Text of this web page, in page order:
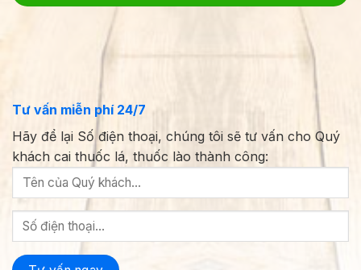
Tư vấn miễn phí 24/7
Hãy để lại Số điện thoại, chúng tôi sẽ tư vấn cho Quý
khách cai thuốc lá, thuốc lào thành công: